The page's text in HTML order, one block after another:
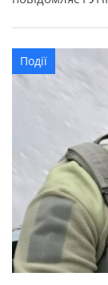
народження
рухався у
маневру
під
Події